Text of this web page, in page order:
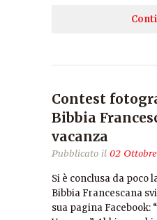
Contest
Bibbia
vacanza
Pubblicato il 02 Ottobre
Si è conclusa da poco
Bibbia Francescana
sua pagina Facebook: